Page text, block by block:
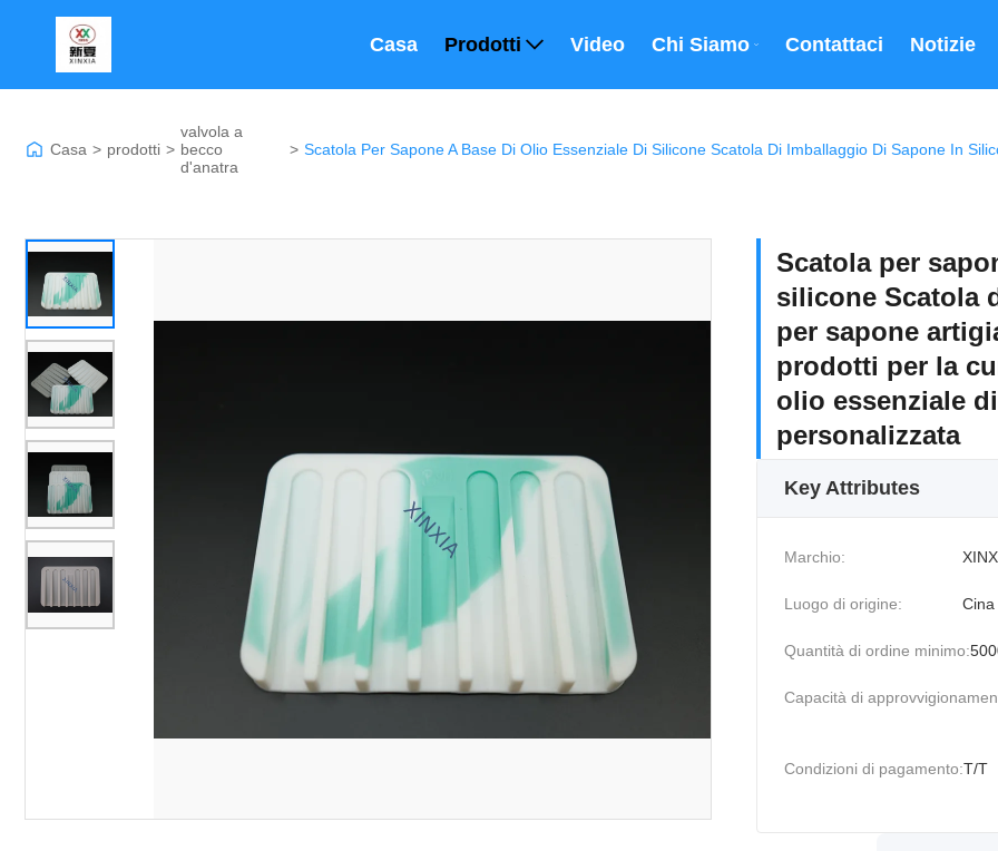
Casa Prodotti Video Chi Siamo Contattaci Notizie
Casa > prodotti >
valvola a
becco
d'anatra
>
Scatola per
silicone Scatola
per sapone
prodotti per la
olio essenziale
personalizzata
Key Attributes
Marchio:
Luogo di origine: Cina
Quantità di ordine minimo:
Capacità di
Condizioni di pagamento:T/T